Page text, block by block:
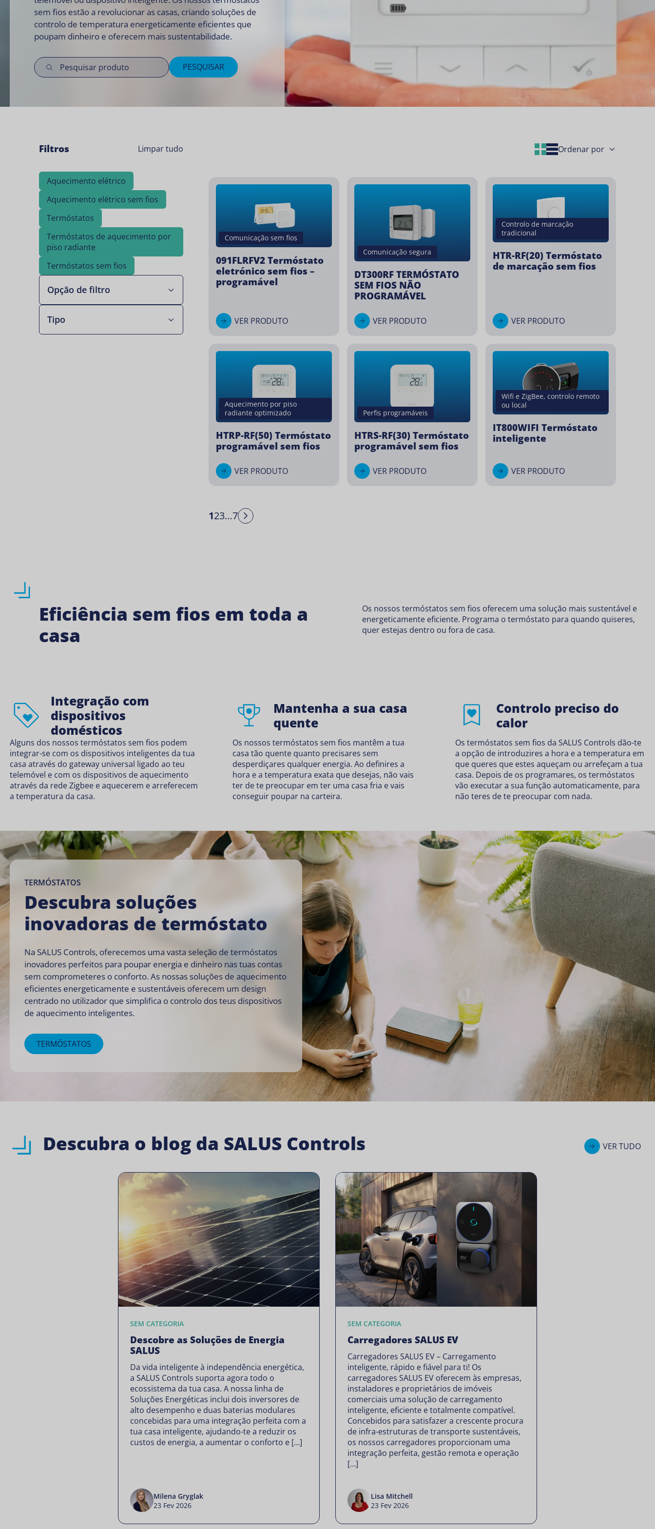
sem fios estão a revolucionar as casas, criando soluções de
controlo de temperatura energeticamente eficientes que
poupam dinheiro e oferecem mais sustentabilidade.
PESQUISAR
Filtros Limpar tudo
Aquecimento elétrico
Aquecimento elétrico sem fios
Termóstatos
Termóstatos de aquecimento por
piso radiante
Termóstatos sem fios
Opção de filtro
Tipo
Grid Layout
List Layout
Comunicação sem fios
091FLRFV2 Termóstato
eletrónico sem fios –
programável
VER PRODUTO
Comunicação segura
DT300RF TERMÓSTATO
SEM FIOS NÃO
PROGRAMÁVEL
VER PRODUTO
Controlo de marcação
tradicional
HTR-RF(20) Termóstato
de marcação sem fios
VER PRODUTO
Aquecimento por piso
radiante optimizado
HTRP-RF(50) Termóstato
programável sem fios
VER PRODUTO
Perfis programáveis
HTRS-RF(30) Termóstato
programável sem fios
VER PRODUTO
Wifi e ZigBee, controlo remoto
ou local
IT800WIFI Termóstato
inteligente
VER PRODUTO
123…7 Next
Eficiência sem fios em toda a
casa
Os nossos termóstatos sem fios oferecem uma solução mais sustentável e
energeticamente eficiente. Programa o termóstato para quando quiseres,
quer estejas dentro ou fora de casa.
Integração com
dispositivos
domésticos
Alguns dos nossos termóstatos sem fios podem
integrar-se com os dispositivos inteligentes da tua
casa através do gateway universal ligado ao teu
telemóvel e com os dispositivos de aquecimento
através da rede Zigbee e aquecerem e arreferecem
a temperatura da casa.
Mantenha a sua casa
quente
Os nossos termóstatos sem fios mantêm a tua
casa tão quente quanto precisares sem
desperdiçares qualquer energia. Ao definires a
hora e a temperatura exata que desejas, não vais
ter de te preocupar em ter uma casa fria e vais
conseguir poupar na carteira.
Controlo preciso do
calor
Os termóstatos sem fios da SALUS Controls dão-te
a opção de introduzires a hora e a temperatura em
que queres que estes aqueçam ou arrefeçam a tua
casa. Depois de os programares, os termóstatos
vão executar a sua função automaticamente, para
não teres de te preocupar com nada.
TERMÓSTATOS
Descubra soluções
inovadoras de termóstato
Na SALUS Controls, oferecemos uma vasta seleção de termóstatos
inovadores perfeitos para poupar energia e dinheiro nas tuas contas
sem comprometeres o conforto. As nossas soluções de aquecimento
eficientes energeticamente e sustentáveis oferecem um design
centrado no utilizador que simplifica o controlo dos teus dispositivos
de aquecimento inteligentes.
TERMÓSTATOS
Descubra o blog da SALUS Controls VER TUDO
SEM CATEGORIA
Descobre as Soluções de Energia
SALUS
Da vida inteligente à independência energética,
a SALUS Controls suporta agora todo o
ecossistema da tua casa. A nossa linha de
Soluções Energéticas inclui dois inversores de
alto desempenho e duas baterias modulares
concebidas para uma integração perfeita com a
tua casa inteligente, ajudando-te a reduzir os
custos de energia, a aumentar o conforto e […]
Milena Gryglak
23 Fev 2026
SEM CATEGORIA
Carregadores SALUS EV
Carregadores SALUS EV – Carregamento
inteligente, rápido e fiável para ti! Os
carregadores SALUS EV oferecem às empresas,
instaladores e proprietários de imóveis
comerciais uma solução de carregamento
inteligente, eficiente e totalmente compatível.
Concebidos para satisfazer a crescente procura
de infra-estruturas de transporte sustentáveis,
os nossos carregadores proporcionam uma
integração perfeita, gestão remota e operação
[…]
Lisa Mitchell
23 Fev 2026